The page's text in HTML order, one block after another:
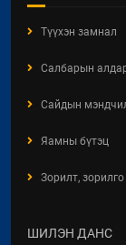
Түүхэн замнал
Салбарын
Сайдын
Яамны бүтэц
Зорилт, зорилго
ШИЛЭН ДАНС